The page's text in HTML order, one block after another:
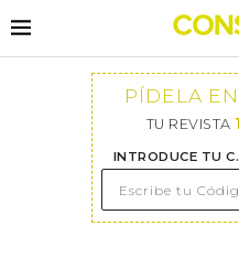
PÍDELA
TU REVISTA
INTRODUCE TU